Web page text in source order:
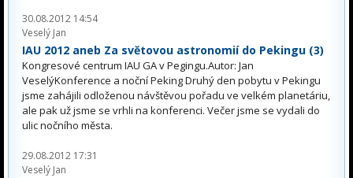
30.08.2012 14:54
Veselý Jan
IAU 2012 aneb Za světovou astronomií do Pekingu (3)
Kongresové centrum IAU GA v Pegingu.Autor: Jan
VeselýKonference a noční Peking Druhý den pobytu v Pekingu
jsme zahájili odloženou návštěvou pořadu ve velkém planetáriu,
ale pak už jsme se vrhli na konferenci. Večer jsme se vydali do
ulic nočního města.
29.08.2012 17:31
Veselý Jan